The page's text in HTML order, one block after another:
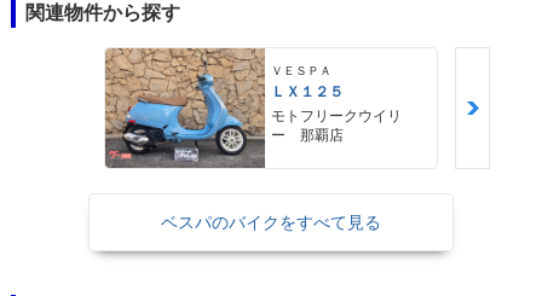
関連物件から探す
ＶＥＳＰＡ
ＬＸ１２５
モトフリークウイリ
ー 那覇店
ベスパのバイクをすべて見る